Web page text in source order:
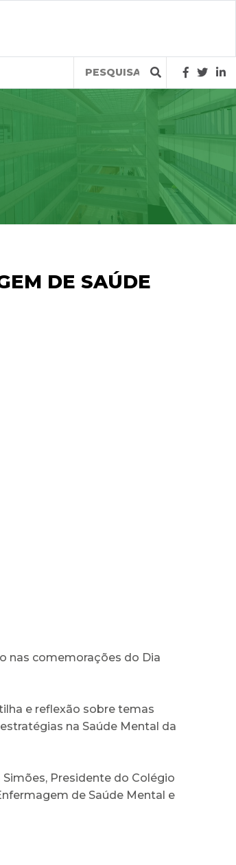
Query
DE SAÚDE
nas comemorações do Dia
e reflexão sobre temas
na Saúde Mental da
Presidente do Colégio
de Saúde Mental e